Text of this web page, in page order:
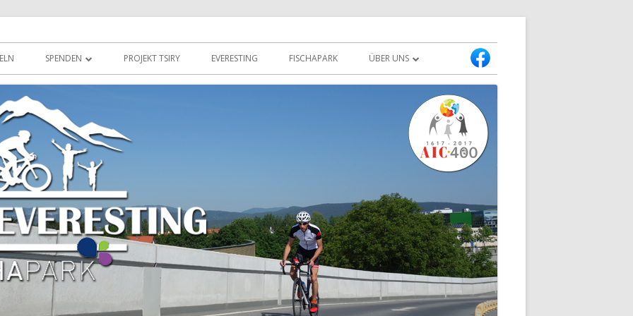
SPENDEN
SPONSORING
UNSERE SPONSOREN
PROJEKT TSIRY EVERESTING FISCHAPARK ÜBER UNS
PRESSETEXT & BILDER